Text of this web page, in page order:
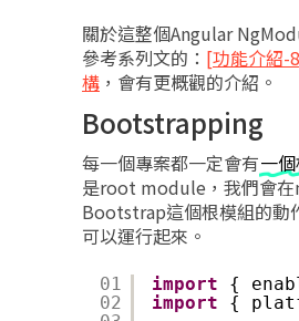
關於這整個Angular
參考系列文的： [功能介紹-
構 ，會有更概觀的介紹。
Bootstrapping
每一個專案都一定會有一
是root module，我們會
Bootstrap這個根模組的動
可以運行起來。
01
02
import {
import
{